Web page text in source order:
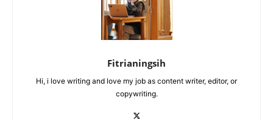
Fitrianingsih
Hi, i love writing and love my job as content writer, editor, or
copywriting.